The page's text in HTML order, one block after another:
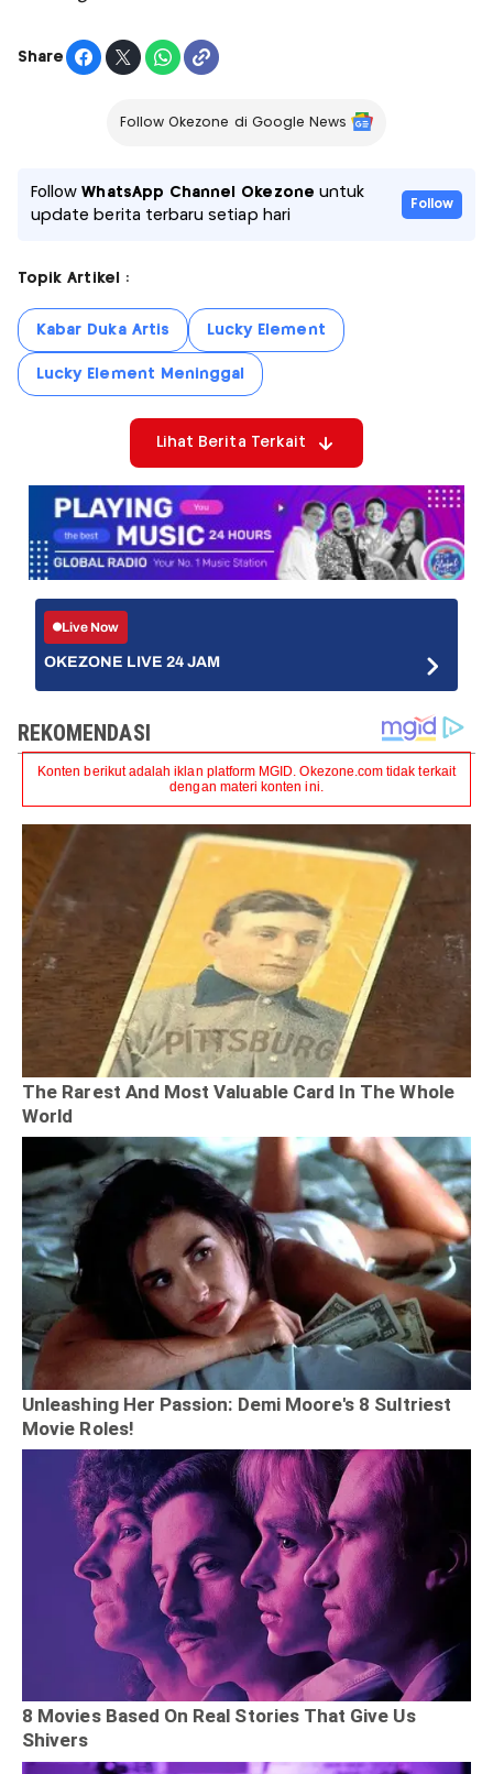
Share
Follow Okezone di Google News
FollowWhatsApp Channel Okezone untuk
update berita terbaru setiap hari
Follow
Topik Artikel :
Kabar Duka Artis Lucky Element
Lucky Element Meninggal
Lihat Berita Terkait
Live Now
OKEZONE LIVE 24 JAM